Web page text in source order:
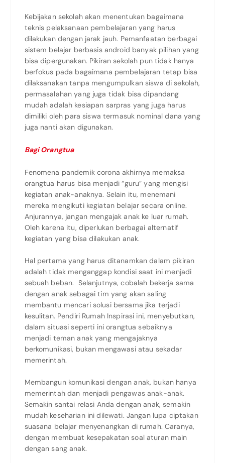
Kebijakan sekolah akan menentukan bagaimana
teknis pelaksanaan pembelajaran yang harus
dilakukan dengan jarak jauh. Pemanfaatan berbagai
sistem belajar berbasis android banyak pilihan yang
bisa dipergunakan. Pikiran sekolah pun tidak hanya
berfokus pada bagaimana pembelajaran tetap bisa
dilaksanakan tanpa mengumpulkan siswa di sekolah,
permasalahan yang juga tidak bisa dipandang
mudah adalah kesiapan sarpras yang juga harus
dimiliki oleh para siswa termasuk nominal dana yang
juga nanti akan digunakan.
Bagi Orangtua
Fenomena pandemik corona akhirnya memaksa
orangtua harus bisa menjadi “guru” yang mengisi
kegiatan anak-anaknya. Selain itu, menemani
mereka mengikuti kegiatan belajar secara online.
Anjurannya, jangan mengajak anak ke luar rumah.
Oleh karena itu, diperlukan berbagai alternatif
kegiatan yang bisa dilakukan anak.
Hal pertama yang harus ditanamkan dalam pikiran
adalah tidak menganggap kondisi saat ini menjadi
sebuah beban. Selanjutnya, cobalah bekerja sama
dengan anak sebagai tim yang akan saling
membantu mencari solusi bersama jika terjadi
kesulitan. Pendiri Rumah Inspirasi ini, menyebutkan,
dalam situasi seperti ini orangtua sebaiknya
menjadi teman anak yang mengajaknya
berkomunikasi, bukan mengawasi atau sekadar
memerintah.
Membangun komunikasi dengan anak, bukan hanya
memerintah dan menjadi pengawas anak-anak.
Semakin santai relasi Anda dengan anak, semakin
mudah keseharian ini dilewati. Jangan lupa ciptakan
suasana belajar menyenangkan di rumah. Caranya,
dengan membuat kesepakatan soal aturan main
dengan sang anak.